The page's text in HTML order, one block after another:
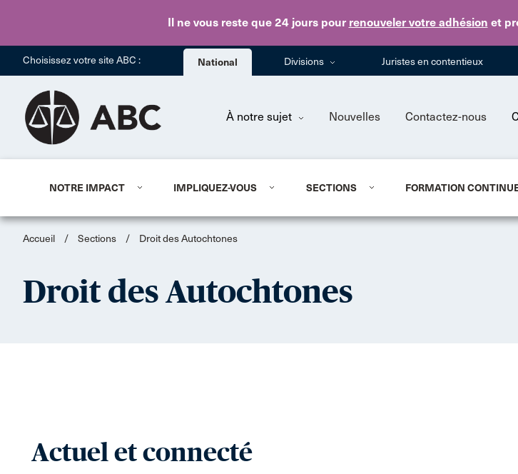
Il ne vous reste que 24 jourspour renouveler votre adhésion et
Choisissez votre site ABC : National Divisions Juristes en contentieux
À notre sujet Nouvelles Contactez-nous
NOTRE IMPACT IMPLIQUEZ-VOUS SECTIONS FORMATION
Accueil / Sections / Droit des Autochtones
Droit des Autochtones
Actuel et connecté